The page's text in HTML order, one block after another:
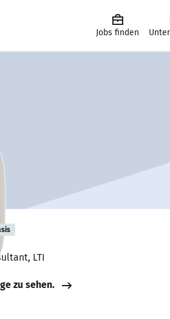
Jobs finden
LTI
zu sehen.